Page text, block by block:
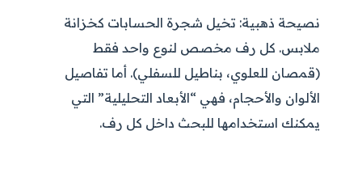
نصيحة ذهبية: تخيل شجرة الحسابات كخزانة
ملابس. كل رف مخصص لنوع واحد فقط
(قمصان للعلوي، بناطيل للسفلي). أما تفاصيل
الألوان والأحجام، فهي “الأبعاد التحليلية” التي
يمكنك استخدامها للبحث داخل كل رف.